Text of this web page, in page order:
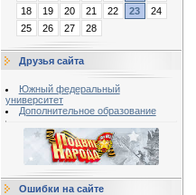
18
19 20 21 22 23
24
25
26 27 28
Друзья сайта
Южный федеральный
университет
Дополнительное образование
Ошибки на сайте